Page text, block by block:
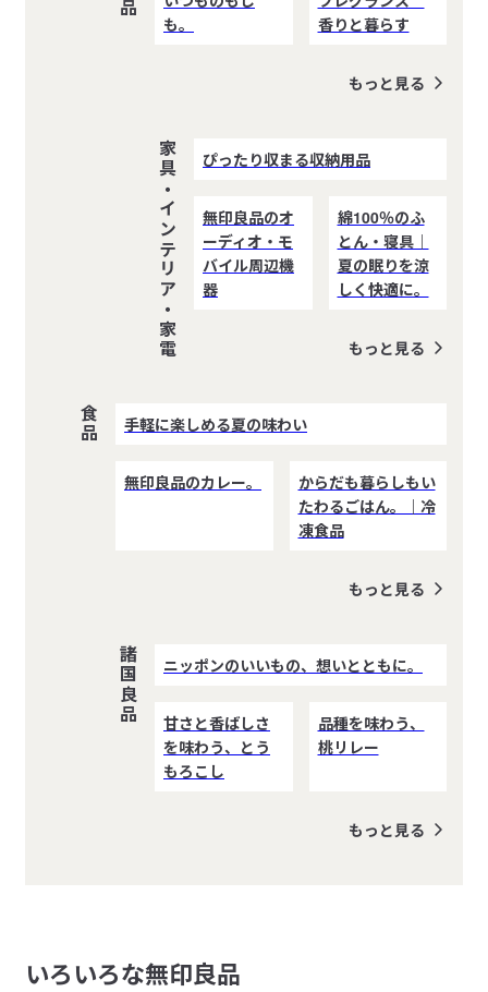
も。
香りと暮らす
もっと見る
家具・インテリア・家電 ぴったり収まる収納用品
無印良品のオ
ーディオ・モ
バイル周辺機
器
綿100％のふ
とん・寝具｜
夏の眠りを涼
しく快適に。
もっと見る
食品 手軽に楽しめる夏の味わい
無印良品のカレー。
からだも暮らしもい
たわるごはん。｜冷
凍食品
もっと見る
諸国良品 ニッポンのいいもの、想いとともに。
甘さと香ばしさ
を味わう、とう
もろこし
品種を味わう、
桃リレー
もっと見る
いろいろな無印良品